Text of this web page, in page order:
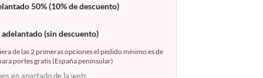
50% (10% de descuento)
adelantado (sin descuento)
de las 2 primeras opciones el pedido mínimo es de
portes gratis (España penínsular)
en apartado de la web: